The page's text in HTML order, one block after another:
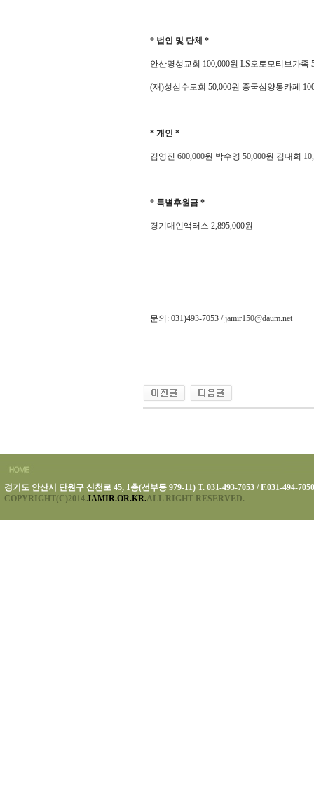
* 법인 및 단체 *
안산명성교회 100,000원 LS오토모티브가족
(재)성심수도회 50,000원 중국심양통카페
* 개인 *
김영진 600,000원 박수영 50,000원 김대희
* 특별후원금 *
경기대인액터스 2,895,000원
문의 : 031)493-7053 /jamir150@daum.net
경기도 안산시 단원구 신천로 45, 1층(선부동 979-11) T. 031-493-7053 / F.031-494-7050
COPYRIGHT(C)2014.JAMIR.OR.KR.ALL RIGHT RESERVED.